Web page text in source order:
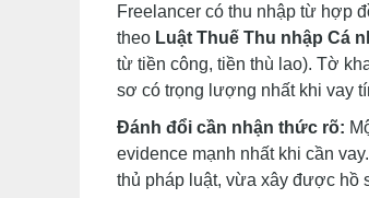
Freelancer có thu nhập từ hợp
theo Luật Thuế Thu nhập Cá
từ tiền công, tiền thù lao). Tờ
sơ có trọng lượng nhất khi vay
Đánh đổi cần nhận thức rõ:
evidence mạnh nhất khi cần
thủ pháp luật, vừa xây được hồ